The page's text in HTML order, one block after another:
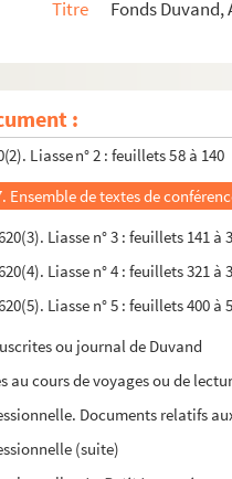
Titre
Fonds
:
Liasse n° 1 : feuillets 1 à 57
Liasse n° 2 : feuillets 58 à 140
Ensemble de textes de
Liasse n° 3 : feuillets 141 à
Liasse n° 4 : feuillets 321 à
Liasse n° 5 : feuillets 400 à
ou journal de Duvand
au cours de voyages ou de
Documents relatifs
(suite)